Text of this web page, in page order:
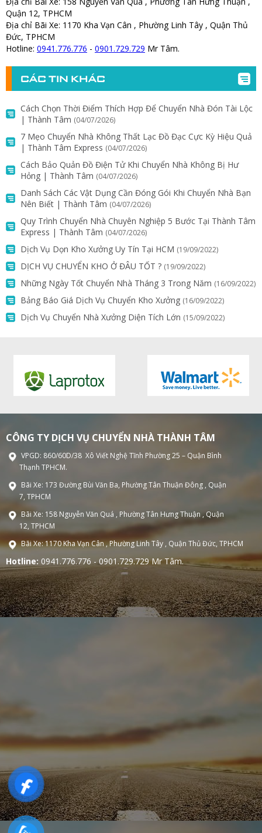
Quận 12, TPHCM
Địa chỉ Bãi Xe: 1170 Kha Vạn Cân , Phường Linh Tây , Quận Thủ
Đức, TPHCM
Hotline: 0941.776.776 - 0901.729.729 Mr Tâm.
CÁC TIN KHÁC
Cách Chọn Thời Điểm Thích Hợp Để Chuyển Nhà Đón Tài Lộc
| Thành Tâm (04/07/2026)
7 Mẹo Chuyển Nhà Không Thất Lạc Đồ Đạc Cực Kỳ Hiệu Quả
| Thành Tâm Express (04/07/2026)
Cách Bảo Quản Đồ Điện Tử Khi Chuyển Nhà Không Bị Hư
Hỏng | Thành Tâm (04/07/2026)
Danh Sách Các Vật Dụng Cần Đóng Gói Khi Chuyển Nhà Bạn
Nên Biết | Thành Tâm (04/07/2026)
Quy Trình Chuyển Nhà Chuyên Nghiệp 5 Bước Tại Thành Tâm
Express | Thành Tâm (04/07/2026)
Dịch Vụ Dọn Kho Xưởng Uy Tín Tại HCM (19/09/2022)
DỊCH VỤ CHUYỂN KHO Ở ĐÂU TỐT ? (19/09/2022)
Những Ngày Tốt Chuyển Nhà Tháng 3 Trong Năm (16/09/2022)
Bảng Báo Giá Dịch Vụ Chuyển Kho Xưởng (16/09/2022)
Dịch Vụ Chuyển Nhà Xưởng Diện Tích Lớn (15/09/2022)
CÔNG TY DỊCH VỤ CHUYỂN NHÀ THÀNH TÂM
VPGD: 860/60D/38 Xô Viết Nghệ Tĩnh Phường 25 – Quận Bình
Thạnh TPHCM.
Bãi Xe: 173 Đường Bùi Văn Ba, Phường Tân Thuận Đông , Quận
7, TPHCM
Bãi Xe: 158 Nguyễn Văn Quá , Phường Tân Hưng Thuận , Quận
12, TPHCM
Bãi Xe: 1170 Kha Vạn Cân , Phường Linh Tây , Quận Thủ Đức, TPHCM
Hotline: 0941.776.776 - 0901.729.729 Mr Tâm.